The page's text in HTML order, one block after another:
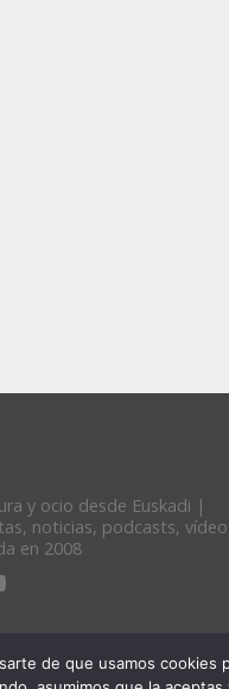
y ocio desde Euskadi |
noticias, podcasts,
en 2008
de que usamos